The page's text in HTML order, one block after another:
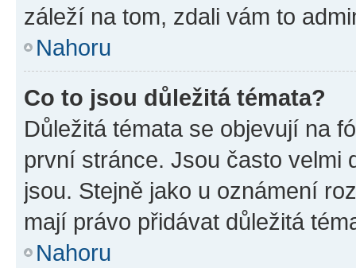
záleží na tom, zdali vám to
Nahoru
Co to jsou důležitá témata?
Důležitá témata se objevují na
první stránce. Jsou často velmi
jsou. Stejně jako u oznámení
mají právo přidávat důležitá
Nahoru